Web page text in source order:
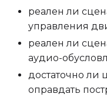
реален ли
управления
реален ли
аудио-
достаточно ли
оправдать